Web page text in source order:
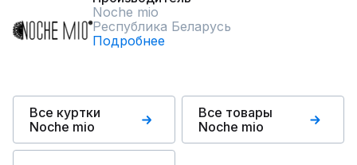
Noche mio
Республика Беларусь
Подробнее
Все куртки
Noche mio
Все товары
Noche mio